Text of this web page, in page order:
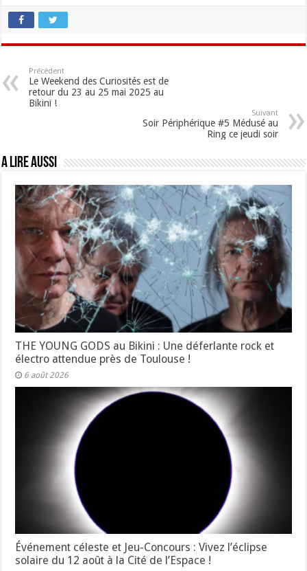
Précédent
Le Weekend des Curiosités est de
retour du 23 au 25 mai 2025 au
Bikini !
Suivant
Soir Périphérique #5 Médusé au
Ring ce jeudi soir
A lire aussi
THE YOUNG GODS au Bikini : Une déferlante rock et
électro attendue près de Toulouse !
6 août 2026
Événement céleste et Jeu-Concours : Vivez l’éclipse
solaire du 12 août à la Cité de l’Espace !